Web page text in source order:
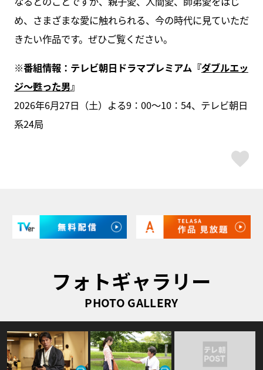
め、さまざまな愛に触れられる、今の時代に見ていただ
きたい作品です。ぜひご覧ください。
※番組情報：テレビ朝日ドラマプレミアム『ダブルエッ
ジ～甦った男』
2026年6月27日（土）よる9：00～10：54、テレビ朝日
系24局
フォトギャラリー
PHOTO GALLERY